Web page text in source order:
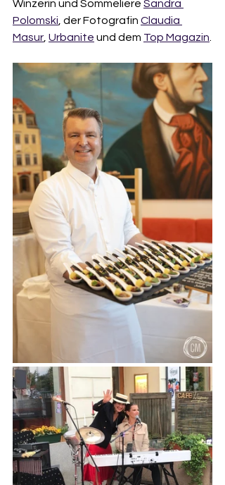
Winzerin und Sommeliere Sandra
Polomski , der Fotografin Claudia
Masur Urbanite und dem Top Magazin